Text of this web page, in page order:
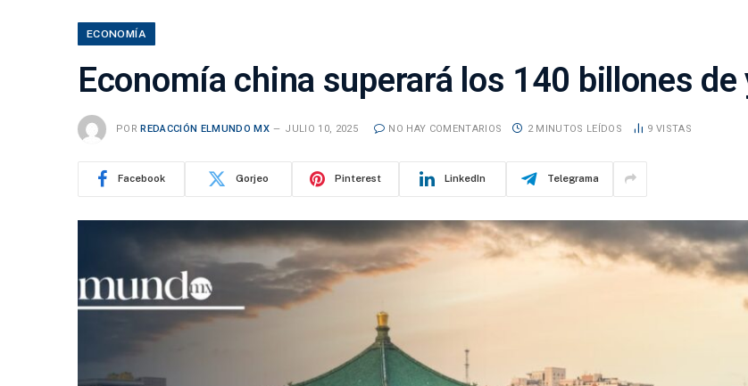
ECONOMÍA
Economía china superará los 140 billones
POR REDACCIÓN ELMUNDO MX JULIO 10, 2025 NO HAY COMENTARIOS 2 MINUTOS LEÍDOS 9 VISTAS
Facebook Gorjeo Pinterest LinkedIn Telegrama